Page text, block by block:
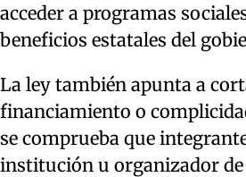
acceder a programas
beneficios estatales del
La ley también apunta a
financiamiento o
se comprueba que
institución u organizador de